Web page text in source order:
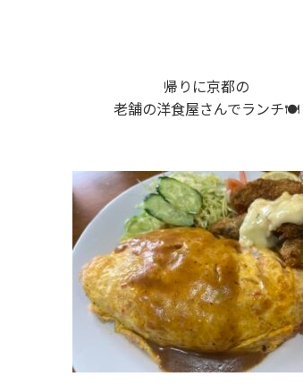
帰りに京都の
老舗の洋食屋さんでランチ🍽️